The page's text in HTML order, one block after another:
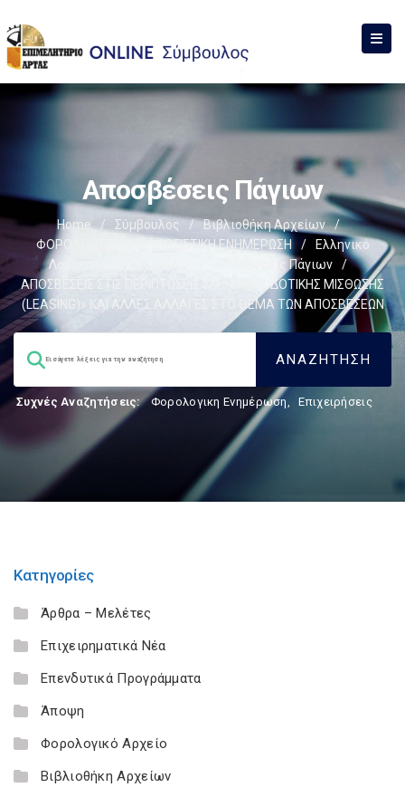
Αποσβέσεις Πάγιων
Home / Σύμβουλος / Βιβλιοθήκη Αρχείων
/
ΦΟΡΟΛΟΓΙΣΤΙΚΑ
ΛΟΓΙΣΤΙΚΗ ΕΝΗΜΕΡΩΣΗ /
Ελληνικό
Λογιστικό Σχέδιο (ΕΓΛΣ)
Αποσβέσεις Πάγιων
/
ΑΠΟΣΒΕΣΕΙΣ ΣΤΙΣ ΠΕΡΙΠΤΩΣΕΙΣ «ΧΡΗΜΑΤΟΔΟΤΙΚΗΣ ΜΙΣΘΩΣΗΣ
(LEASING)» ΚΑΙ ΑΛΛΕΣ ΑΛΛΑΓΕΣ ΣΤΟ ΘΕΜΑ ΤΩΝ ΑΠΟΣΒΕΣΕΩΝ
Συχνές Αναζητήσεις: Φορολογικη Ενημέρωση, Επιχειρήσεις
Κατηγορίες
Άρθρα – Μελέτες
Επιχειρηματικά Νέα
Επενδυτικά Προγράμματα
Άποψη
Φορολογικό Αρχείο
Βιβλιοθήκη Αρχείων